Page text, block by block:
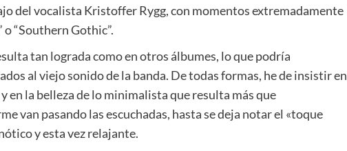
del vocalista Kristoffer Rygg, con momentos extremadamente
“Southern Gothic”.
tan lograda como en otros álbumes, lo que podría
al viejo sonido de la banda. De todas formas, he de insistir en
en la belleza de lo minimalista que resulta más que
van pasando las escuchadas, hasta se deja notar el «toque
y esta vez relajante.